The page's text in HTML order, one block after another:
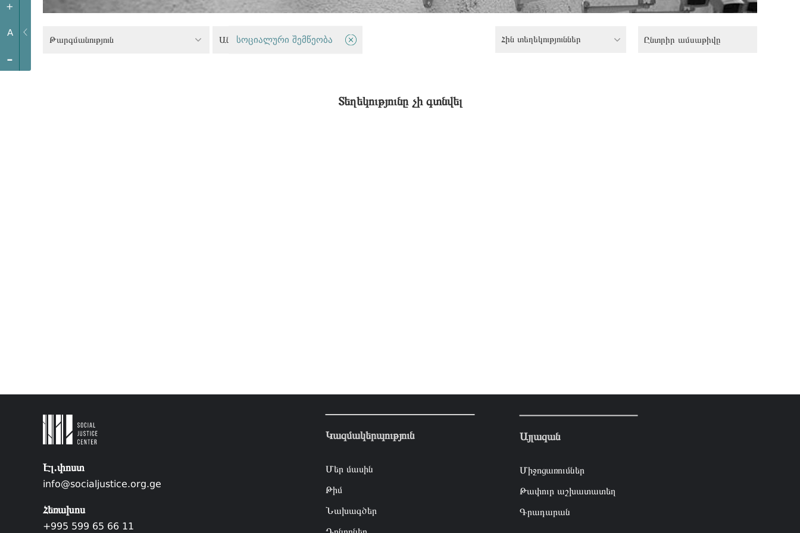
+
A
-
Թարգմանություն Անվտանգության հատված
სოციალური შემწეობა Հին տեղեկություններ
Տեղեկությունը չի գտնվել
Էլ.փոստ
info@socialjustice.org.ge
Հեռախոս
+995 599 65 66 11
Կազմակերպություն
Մեր մասին
Թիմ
Նախագծեր
Այլազան
Միջոցառումներ
Թափուր աշխատատեղ
Գրադարան